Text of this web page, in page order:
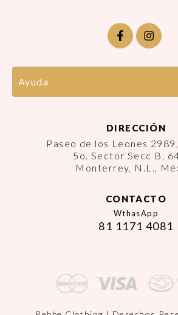
Ayuda
DIRECCIÓN
Paseo de los Leones
5o. Sector Secc B,
Monterrey, N.L.,
CONTACTO
WthasApp
81 1171 4081